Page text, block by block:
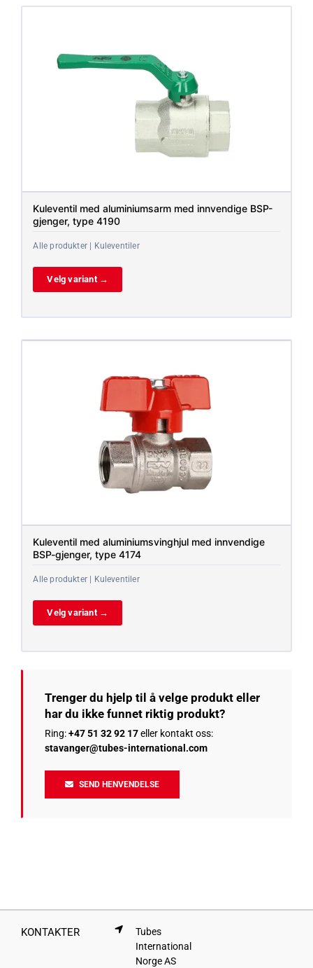
Kuleventil med aluminiumsarm med innvendige BSP-
gjenger, type 4190
Alle produkter | Kuleventiler
Velg variant →
Kuleventil med aluminiumsvinghjul med innvendige
BSP-gjenger, type 4174
Alle produkter | Kuleventiler
Velg variant →
Trenger du hjelp til å velge produkt eller
har du ikke funnet riktig produkt?
Ring:+47 51 32 92 17eller kontakt oss:
stavanger@tubes-international.com
SEND HENVENDELSE
KONTAKTER
Tubes
International
Norge AS